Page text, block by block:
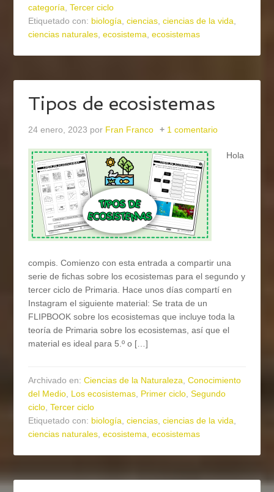
categoría,Tercer ciclo
Etiquetado con: biología,ciencias,ciencias de la vida,
ciencias naturales,ecosistema,ecosistemas
Tipos de ecosistemas
24 enero, 2023 por Fran Franco 1 comentario
Hola
compis. Comienzo con esta entrada a compartir una
serie de fichas sobre los ecosistemas para el segundo y
tercer ciclo de Primaria. Hace unos días compartí en
Instagram el siguiente material: Se trata de un
FLIPBOOK sobre los ecosistemas que incluye toda la
teoría de Primaria sobre los ecosistemas, así que el
material es ideal para 5.º o […]
Archivado en:Ciencias de la Naturaleza,Conocimiento
del Medio, Los ecosistemas, Primer ciclo,Segundo
ciclo,Tercer ciclo
Etiquetado con: biología,ciencias,ciencias de la vida,
ciencias naturales,ecosistema,ecosistemas